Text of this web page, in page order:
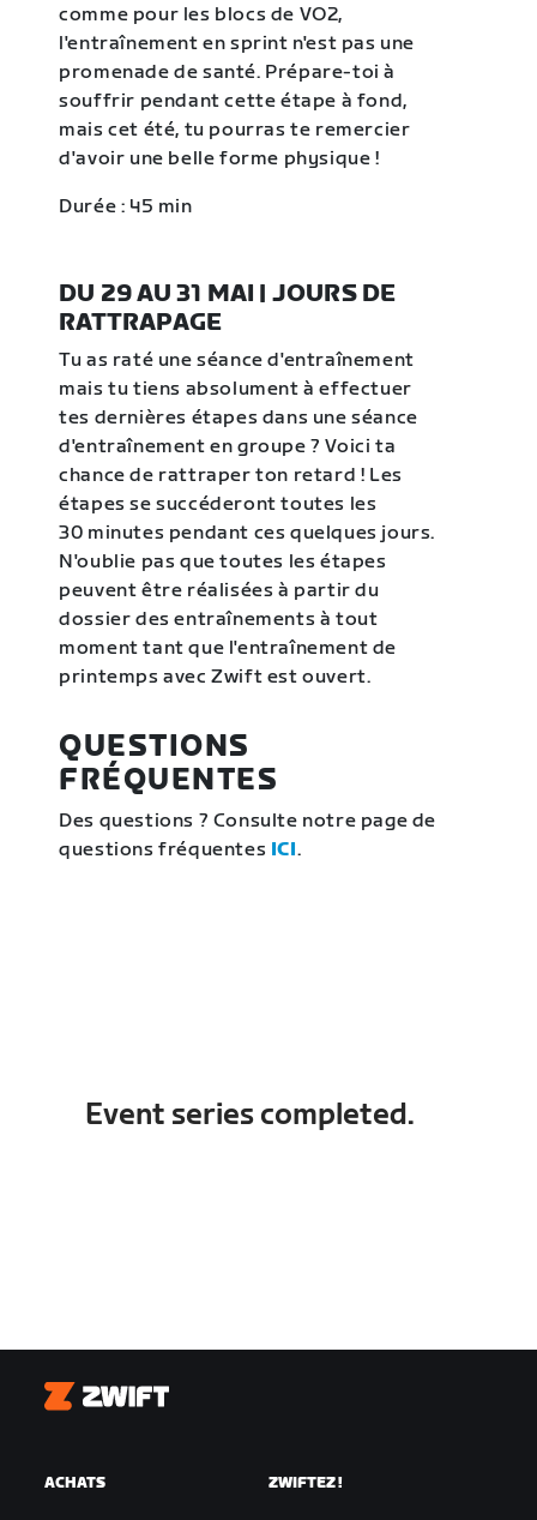
comme pour les blocs de VO2,
l'entraînement en sprint n'est pas une
promenade de santé. Prépare-toi à
souffrir pendant cette étape à fond,
mais cet été, tu pourras te remercier
d'avoir une belle forme physique !
Durée : 45 min
DU 29 AU 31 MAI | JOURS DE
RATTRAPAGE
Tu as raté une séance d'entraînement
mais tu tiens absolument à effectuer
tes dernières étapes dans une séance
d'entraînement en groupe ? Voici ta
chance de rattraper ton retard ! Les
étapes se succéderont toutes les
30 minutes pendant ces quelques jours.
N'oublie pas que toutes les étapes
peuvent être réalisées à partir du
dossier des entraînements à tout
moment tant que l'entraînement de
printemps avec Zwift est ouvert.
QUESTIONS
FRÉQUENTES
Des questions ? Consulte notre page de
questions fréquentes ICI.
Event series completed.
Zwift
ACHATS ZWIFTEZ !